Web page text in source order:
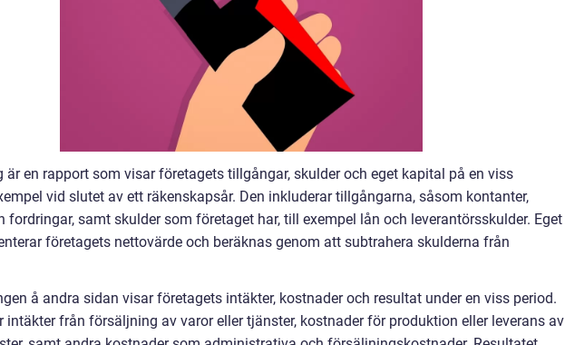
är en rapport som visar företagets tillgångar, skulder och eget kapital på en viss
vid slutet av ett räkenskapsår. Den inkluderar tillgångarna, såsom kontanter,
fordringar, samt skulder som företaget har, till exempel lån och leverantörsskulder. Eget
företagets nettovärde och beräknas genom att subtrahera skulderna från
å andra sidan visar företagets intäkter, kostnader och resultat under en viss period.
intäkter från försäljning av varor eller tjänster, kostnader för produktion eller leverans av